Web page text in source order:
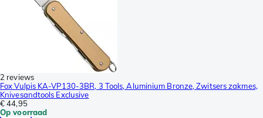
2 reviews
Fox Vulpis KA-VP130-3BR, 3 Tools, Aluminium Bronze, Zwitsers zakmes,
Knivesandtools Exclusive
€ 44,95
Op voorraad